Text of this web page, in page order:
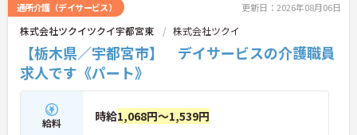
通所介護（デイサービス） 更新日：2026年08月06日
株式会社ツクイツクイ宇都宮東 株式会社ツクイ
【栃木県／宇都宮市】 デイサービスの介護職員
求人です《パート》
給料 時給1,068円～1,539円